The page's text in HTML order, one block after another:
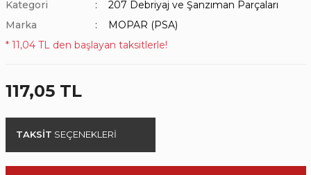
Kategori
207 Debriyaj ve Şanzıman Parçaları
Marka
MOPAR (PSA)
* 11,04 TL den başlayan taksitlerle!
117,05 TL
TAKSİT SEÇENEKLERİ